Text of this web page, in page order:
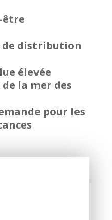
être
de distribution
élevée
la mer des
pour les